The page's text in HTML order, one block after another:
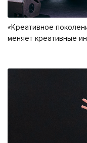
«Креативное
меняет креативные